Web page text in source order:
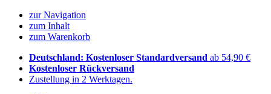
zur Navigation
zum Inhalt
zum Warenkorb
Deutschland: Kostenloser Standardversand ab 54,90 €
Kostenloser Rückversand
Zustellung in 2 Werktagen.